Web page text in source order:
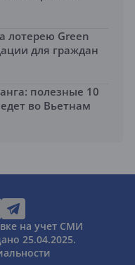
лотерею Green
для граждан
полезные 10
во Вьетнам
на учет СМИ
25.04.2025.